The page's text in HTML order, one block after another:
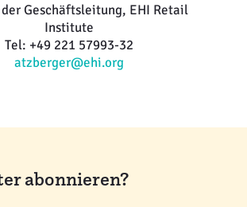
Geschäftsleitung, EHI Retail
Institute
Tel: +49 221 57993-32
atzberger@ehi.org
abonnieren?